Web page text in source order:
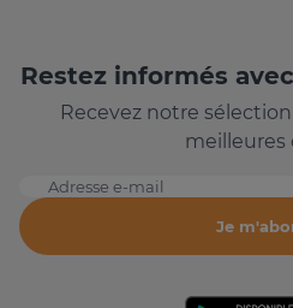
Restez informés
Recevez notre
meilleures
Adresse e-mail
Je